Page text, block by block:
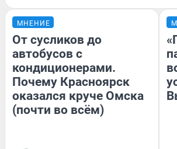
МНЕНИЕ
От сусликов до
автобусов с
кондиционерами.
Почему Красноярск
оказался круче Омска
(почти во всём)